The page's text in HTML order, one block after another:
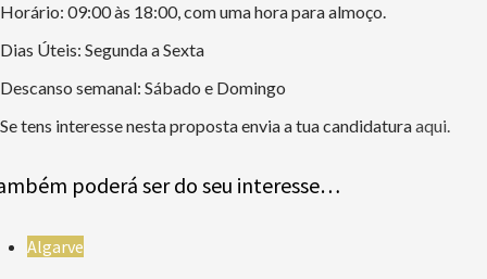
Horário: 09:00 às 18:00, com uma hora para almoço.
Dias Úteis: Segunda a Sexta
Descanso semanal: Sábado e Domingo
Se tens interesse nesta proposta envia a tua candidaturaaqui.
poderá ser do seu interesse…
Algarve